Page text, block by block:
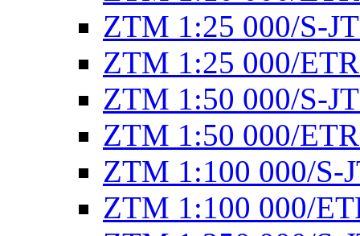
ZTM 1:25 000/S-
ZTM 1:25 000/
ZTM 1:50 000/S-
ZTM 1:50 000/
ZTM 1:100 000/S-
ZTM 1:100 000/